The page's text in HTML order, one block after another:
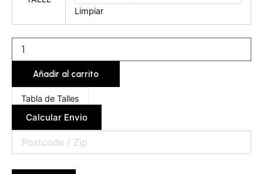
Limpiar
Añadir al carrito
Tabla de Talles
Calcular Envio